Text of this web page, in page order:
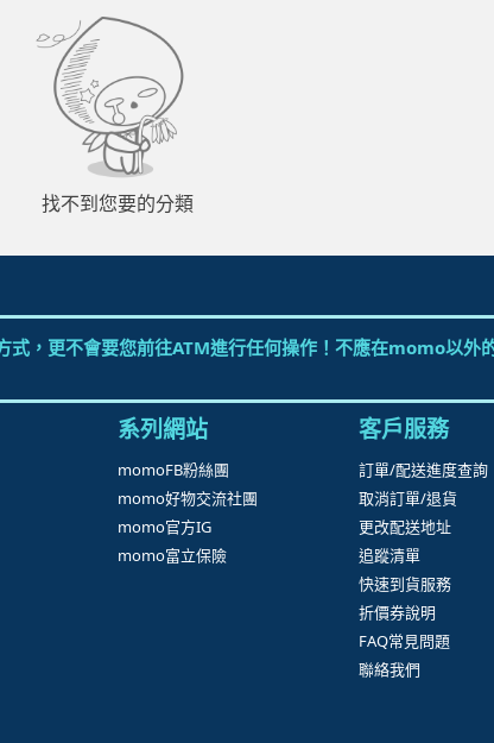
找不到您要的分類
，更不會要您前往ATM進行任何操作！不應在momo以
系列網站
momoFB粉絲團
momo好物交流社團
momo官方IG
momo富立保險
客戶服務
訂單/配送進度查詢
取消訂單/退貨
更改配送地址
追蹤清單
快速到貨服務
折價券說明
FAQ常見問題
聯絡我們